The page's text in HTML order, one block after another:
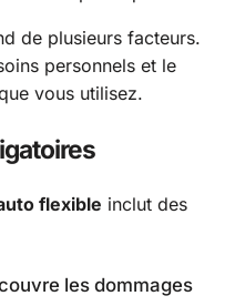
de plusieurs facteurs.
personnels et le
vous utilisez.
flexible inclut des
les dommages